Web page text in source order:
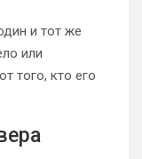
и тот же
или
того, кто его